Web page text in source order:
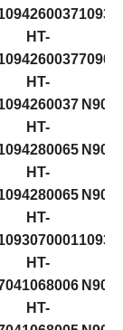
HT-
HT-
HT-
HT-
HT-
HT-
HT-